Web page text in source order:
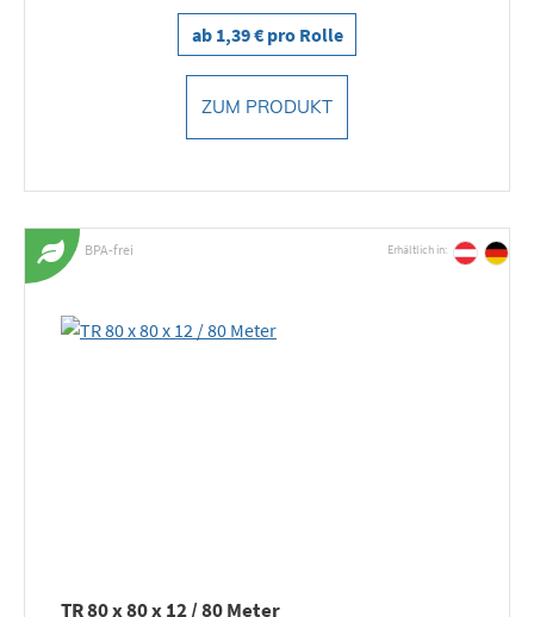
ab 1,39 € pro Rolle
ZUM PRODUKT
BPA-frei Erhältlich in:
TR 80 x 80 x 12 / 80 Meter